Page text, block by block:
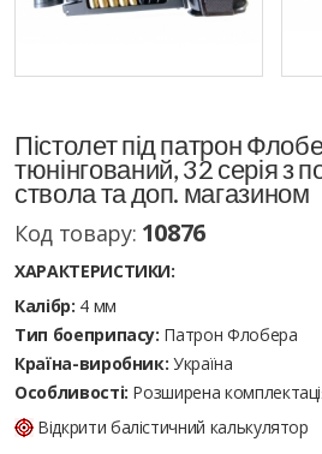
Пістолет під патрон
тюнінгований, 32 серія з
ствола та доп. магазином
Код товару: 10876
ХАРАКТЕРИСТИКИ:
Калібр: 4 мм
Тип боеприпасу: Патрон Флобера
Країна-виробник: Україна
Особливості: Розширена
Відкрити балістичний калькулятор